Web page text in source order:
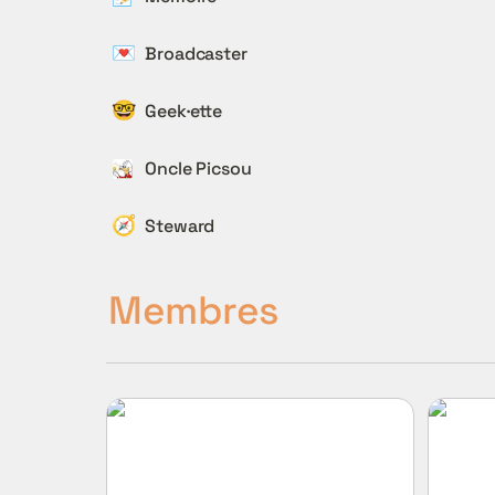
💌 Broadcaster
🤓 Geek·ette
Oncle Picsou
🧭 Steward
Membres
Adeline Juste